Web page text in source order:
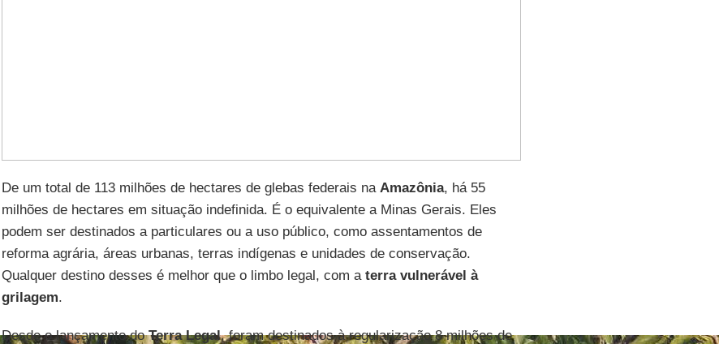
De um total de 113 milhões de hectares de glebas federais na Amazônia, há 55
milhões de hectares em situação indefinida. É o equivalente a Minas Gerais. Eles
podem ser destinados a particulares ou a uso público, como assentamentos de
reforma agrária, áreas urbanas, terras indígenas e unidades de conservação.
Qualquer destino desses é melhor que o limbo legal, com a terra vulnerável à
grilagem.
Desde o lançamento doTerra Legal, foram destinados à regularização 8 milhões de